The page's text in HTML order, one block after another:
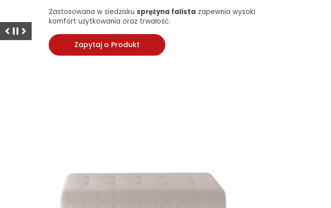
Zastosowana w siedzisku sprężyna falista zapewnia wysoki
komfort użytkowania oraz trwałość.
Zapytaj o Produkt